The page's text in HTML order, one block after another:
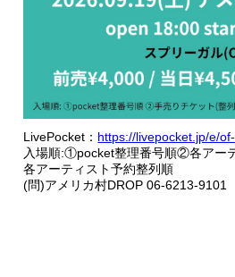
LivePocket： https://livepocket.jp/e/
入場順:①pocket整理番号順②各アー
各アーティスト予約整列順
(問)アメリカ村DROP 06-6213-9101